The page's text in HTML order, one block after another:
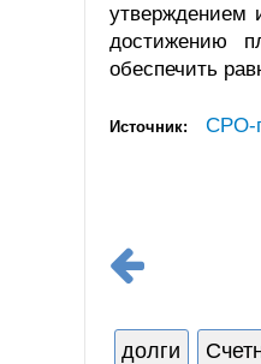
утверждением
достижению
обеспечить
Источник: СРО-
долги